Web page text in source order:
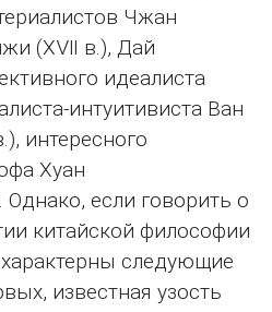
Чжан
(ⅩⅦ в.), Дай
идеалиста
интуитивиста Ван
интересного
Хуан
если говорить о
китайской философии
следующие
известная узость